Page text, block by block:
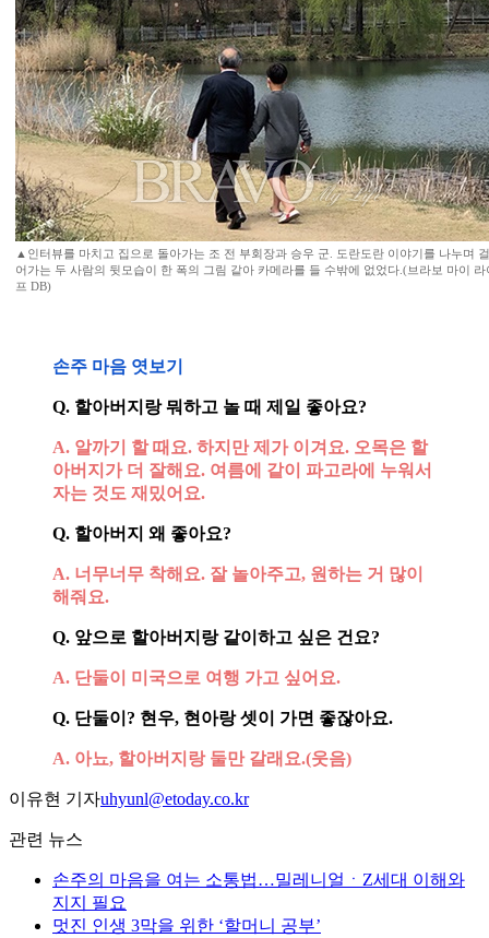
▲인터뷰를 마치고 집으로 돌아가는 조 전 부회장과 승우 군. 도란도란 이야기를 나누며 걸
어가는 두 사람의 뒷모습이 한 폭의 그림 같아 카메라를 들 수밖에 없었다.(브라보 마이 라
프 DB)
손주 마음 엿보기
Q. 할아버지랑 뭐하고 놀 때 제일 좋아요?
A. 알까기 할 때요. 하지만 제가 이겨요. 오목은 할
아버지가 더 잘해요. 여름에 같이 파고라에 누워서
자는 것도 재밌어요.
Q. 할아버지 왜 좋아요?
A. 너무너무 착해요. 잘 놀아주고, 원하는 거 많이
해줘요.
Q. 앞으로 할아버지랑 같이하고 싶은 건요?
A. 단둘이 미국으로 여행 가고 싶어요.
Q. 단둘이? 현우, 현아랑 셋이 가면 좋잖아요.
A. 아뇨, 할아버지랑 둘만 갈래요.(웃음)
이유현 기자uhyunl@etoday.co.kr
관련 뉴스
손주의 마음을 여는 소통법…밀레니얼ㆍZ세대 이해와
지지 필요
멋진 인생 3막을 위한 ‘할머니 공부’